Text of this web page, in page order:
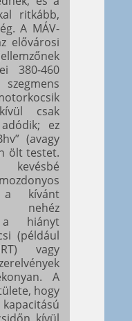
ritkább,
A MÁV-
elővárosi
380-460
csak
ez
(avagy
ölt testet.
a kívánt
nehéz
hiányt
(például
vagy
A
hogy